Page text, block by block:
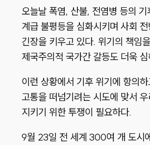
오늘날 폭염, 산불, 전염병 등의 기
계급 불평등을 심화시키며 사회
긴장을 키우고 있다. 위기의 책임
제국주의적 국가간 갈등도 더욱
이런 상황에서 기후 위기에 항의
고통을 떠넘기려는 시도에 맞서
지키기 위한 투쟁이 필요하다.
9월 23일 전 세계 300여 개 도시